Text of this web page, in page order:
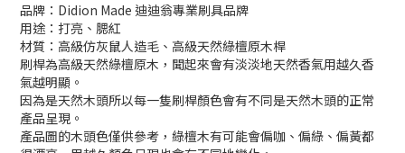
品牌：Didion Made 迪迪翁專業刷具品牌
用途： 打亮、腮紅
材質： 高級仿灰鼠人造毛 、高級天然綠檀原木桿
刷桿為高級天然綠檀原木，聞起來會有淡淡地天然香氣用越久香
氣越明顯。
因為是天然木頭所以每一隻刷桿顏色會有不同是天然木頭的正常
產品呈現。
產品圖的木頭色僅供參考，綠檀木有可能會偏咖、偏綠、偏黃都